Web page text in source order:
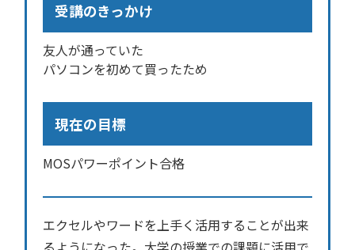
受講のきっかけ
友人が通っていた
パソコンを初めて買ったため
現在の目標
MOSパワーポイント合格
エクセルやワードを上手く活用することが出来